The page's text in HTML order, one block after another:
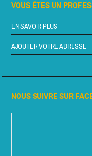
VOUS ÊTES UN
EN SAVOIR PLUS
AJOUTER VOTRE ADRESSE
NOUS SUIVRE SUR